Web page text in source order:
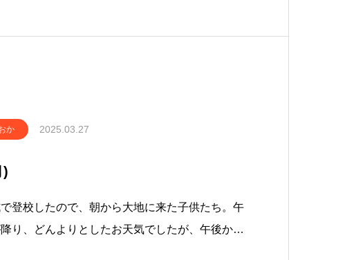
か 2025.03.27
)
登校したので、朝から大地に来た子供たち。午
り、どんよりとしたお天気でしたが、午後から